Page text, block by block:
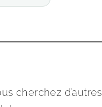
cherchez d’autres